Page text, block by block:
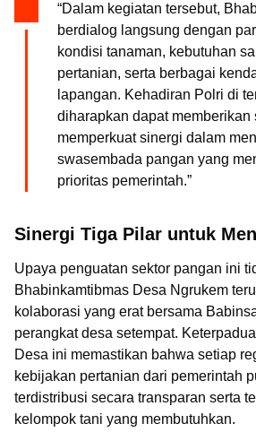
“Dalam kegiatan tersebut,
berdialog langsung dengan
kondisi tanaman, kebutuhan
pertanian, serta berbagai
lapangan. Kehadiran Polri di
diharapkan dapat memberikan
memperkuat sinergi dalam
swasembada pangan yang
prioritas pemerintah.”
Sinergi Tiga Pilar untuk
Upaya penguatan sektor pangan ini
Bhabinkamtibmas Desa Ngrukem
kolaborasi yang erat bersama
perangkat desa setempat.
Desa ini memastikan bahwa setiap
kebijakan pertanian dari pemerintah
terdistribusi secara transparan serta
kelompok tani yang membutuhkan.